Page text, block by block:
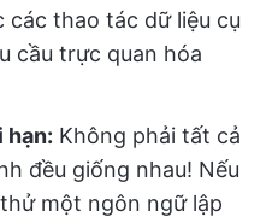
thao tác dữ liệu cụ
cầu trực quan hóa
hạn: Không phải tất cả
đều giống nhau! Nếu
một ngôn ngữ lập